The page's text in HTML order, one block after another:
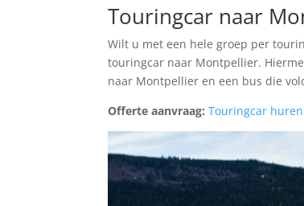
Touringcar naar
Wilt u met een hele groep per
touringcar naar Montpellier.
naar Montpellier en een bus die
Offerte aanvraag: Touringcar huren